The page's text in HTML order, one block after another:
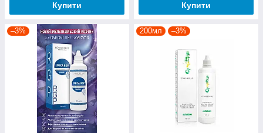
Купити Купити
–3% 200мл –3%